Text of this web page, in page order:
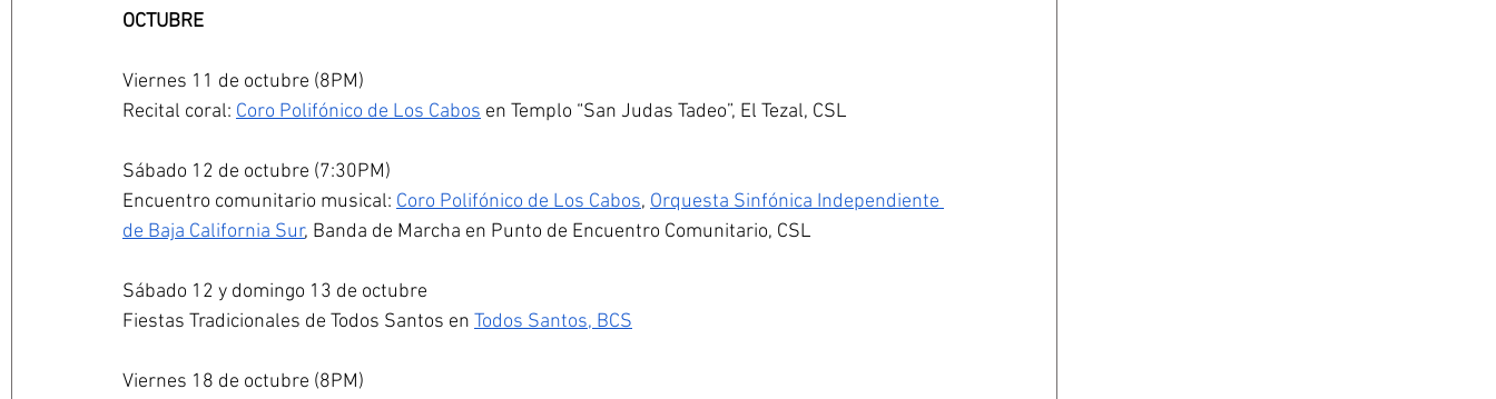
OCTUBRE
Viernes 11 de octubre (8PM)
Recital coral: Coro Polifónico de Los Cabos en Templo “San Judas Tadeo”, El Tezal, CSL
Sábado 12 de octubre (7:30PM)
Encuentro comunitario musical: Coro Polifónico de Los Cabos, Orquesta Sinfónica Independiente
de Baja California Sur, Banda de Marcha en Punto de Encuentro Comunitario, CSL
Sábado 12 y domingo 13 de octubre
Fiestas Tradicionales de Todos Santos en Todos Santos, BCS
Viernes 18 de octubre (8PM)